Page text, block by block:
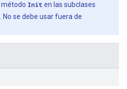
método Init en las subclases
. No se debe usar fuera de